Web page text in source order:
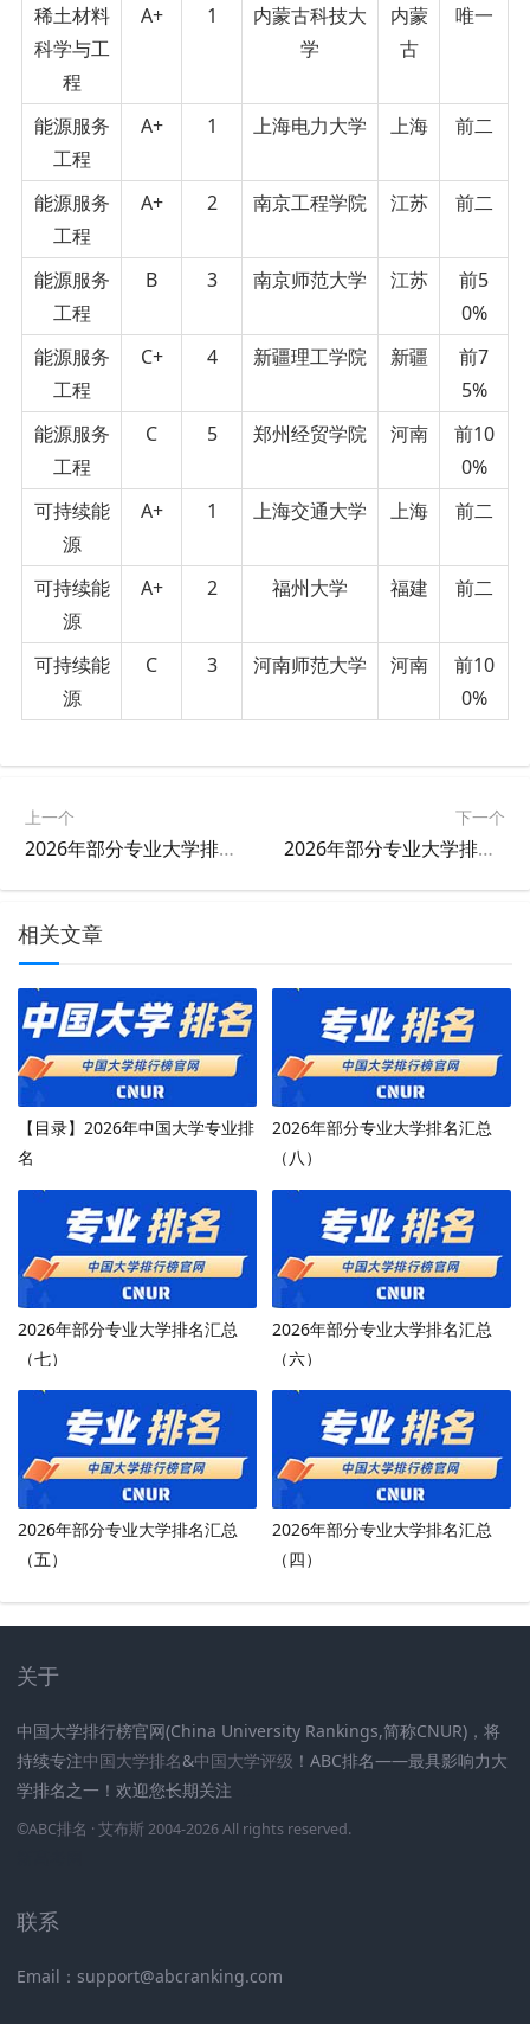
稀土材料
科学与工
程
A+ 1
内蒙古科技大
学
内蒙
古
唯一
能源服务
工程
A+ 1 上海电力大学 上海 前二
能源服务
工程
A+ 2 南京工程学院 江苏 前二
能源服务
工程
B 3 南京师范大学 江苏
前5
0%
能源服务
工程
C+ 4 新疆理工学院 新疆
前7
5%
能源服务
工程
C 5 郑州经贸学院 河南
前10
0%
可持续能
源
A+ 1 上海交通大学 上海 前二
可持续能
源
A+ 2 福州大学 福建 前二
可持续能
源
C 3 河南师范大学 河南
前10
0%
上一个
2026年部分专业大学排名汇总（二）
下一个
2026年部分专业大学排名汇总（四）
相关文章
【目录】2026年中国大学专业排
名
2026年部分专业大学排名汇总
（八）
2026年部分专业大学排名汇总
（七）
2026年部分专业大学排名汇总
（六）
2026年部分专业大学排名汇总
（五）
2026年部分专业大学排名汇总
（四）
关于
中国大学排行榜官网(China University Rankings,简称CNUR)，将
持续专注中国大学排名&中国大学评级 ！ABC排名——最具影响力大
学排名之一！欢迎您长期关注
©ABC排名 · 艾布斯 2004-2026 All rights reserved.
联系
Email：support@abcranking.com